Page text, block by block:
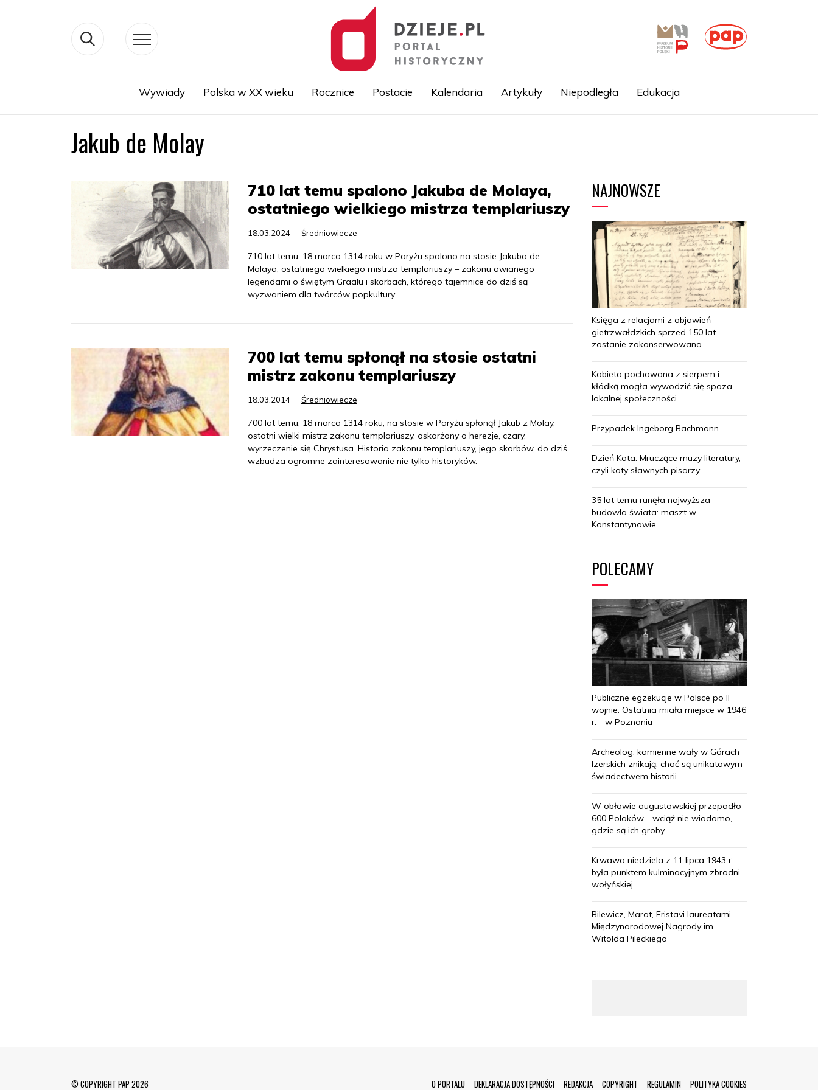
Wywiady Polska w XX wieku Rocznice Postacie Kalendaria Artykuły Niepodległa Edukacja
Jakub de Molay
710 lat temu spalono Jakuba de Molaya,
ostatniego wielkiego mistrza templariuszy
18.03.2024 Średniowiecze
710 lat temu, 18 marca 1314 roku w Paryżu spalono na stosie Jakuba de
Molaya, ostatniego wielkiego mistrza templariuszy – zakonu owianego
legendami o świętym Graalu i skarbach, którego tajemnice do dziś są
wyzwaniem dla twórców popkultury.
700 lat temu spłonął na stosie ostatni
mistrz zakonu templariuszy
18.03.2014 Średniowiecze
700 lat temu, 18 marca 1314 roku, na stosie w Paryżu spłonął Jakub z Molay,
ostatni wielki mistrz zakonu templariuszy, oskarżony o herezje, czary,
wyrzeczenie się Chrystusa. Historia zakonu templariuszy, jego skarbów, do dziś
wzbudza ogromne zainteresowanie nie tylko historyków.
NAJNOWSZE
Księga z relacjami z objawień
gietrzwałdzkich sprzed 150 lat
zostanie zakonserwowana
Kobieta pochowana z sierpem i
kłódką mogła wywodzić się spoza
lokalnej społeczności
Przypadek Ingeborg Bachmann
Dzień Kota. Mruczące muzy literatury,
czyli koty sławnych pisarzy
35 lat temu runęła najwyższa
budowla świata: maszt w
Konstantynowie
POLECAMY
Publiczne egzekucje w Polsce po II
wojnie. Ostatnia miała miejsce w 1946
r. - w Poznaniu
Archeolog: kamienne wały w Górach
Izerskich znikają, choć są unikatowym
świadectwem historii
W obławie augustowskiej przepadło
600 Polaków - wciąż nie wiadomo,
gdzie są ich groby
Krwawa niedziela z 11 lipca 1943 r.
była punktem kulminacyjnym zbrodni
wołyńskiej
Bilewicz, Marat, Eristavi laureatami
Międzynarodowej Nagrody im.
Witolda Pileckiego
© COPYRIGHT PAP 2026 O PORTALU DEKLARACJA DOSTĘPNOŚCI REDAKCJA COPYRIGHT REGULAMIN POLITYKA COOKIES